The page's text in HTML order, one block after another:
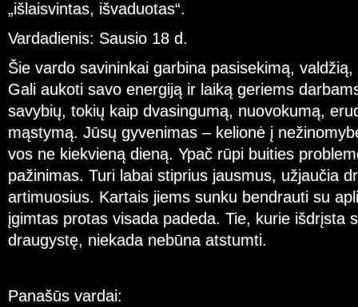
„išlaisvintas, išvaduotas“.
Vardadienis: Sausio 18 d.
Šie vardo savininkai garbina pasisekimą,
Gali aukoti savo energiją ir laiką geriems
savybių, tokių kaip dvasingumą, nuovokumą,
mąstymą. Jūsų gyvenimas – kelionė į
vos ne kiekvieną dieną. Ypač rūpi buities
pažinimas. Turi labai stiprius jausmus, užjaučia
artimuosius. Kartais jiems sunku bendrauti su
įgimtas protas visada padeda. Tie, kurie išdrįsta
draugystę, niekada nebūna atstumti.
Panašūs vardai: